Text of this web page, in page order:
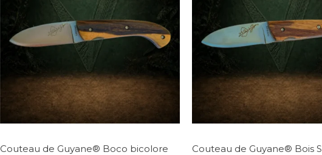
Couteau de Guyane® Boco bicolore Couteau de Guyane® Bois